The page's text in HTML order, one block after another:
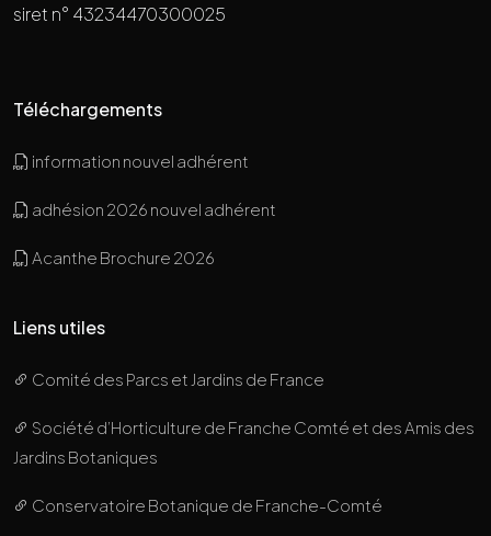
siret n° 43234470300025
Téléchargements
information nouvel adhérent
adhésion 2026 nouvel adhérent
Acanthe Brochure 2026
Liens utiles
Comité des Parcs et Jardins de France
Société d’Horticulture de Franche Comté et des Amis des
Jardins Botaniques
Conservatoire Botanique de Franche-Comté